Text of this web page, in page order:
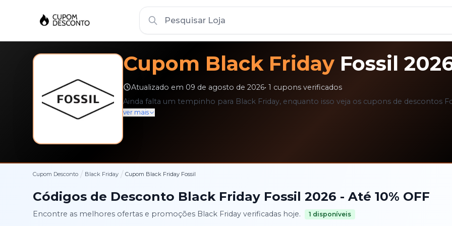
Cupom Black Friday Fossil
Atualizado em 09 de agosto de 2026•1 cupons verificados
Ainda falta um tempinho para Black Friday, enquanto isso veja os cupons de descontos
ver mais
Cupom Desconto / Black Friday / Cupom Black Friday Fossil
Códigos de Desconto Black Friday Fossil 2026 - Até 10% OFF
Encontre as melhores ofertas e promoções Black Fridayverificadas hoje. 1 disponíveis